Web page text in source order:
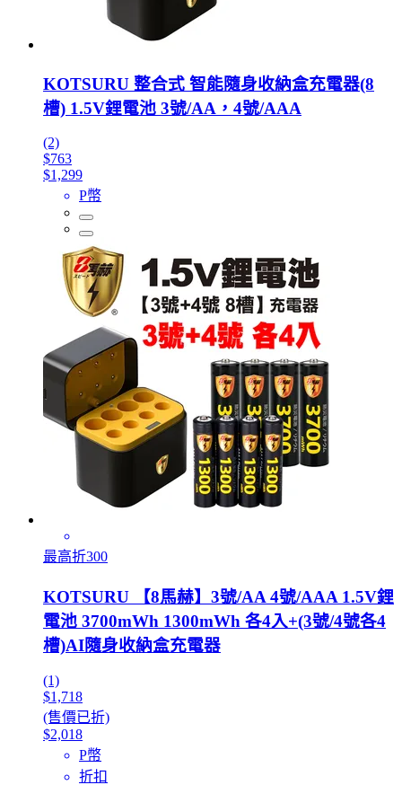
KOTSURU 整合式 智能隨身收納盒充電器(8
槽) 1.5V鋰電池 3號/AA，4號/AAA
(2)
$763
$1,299
P幣
最高折300
KOTSURU 【8馬赫】3號/AA 4號/AAA 1.5V鋰
電池 3700mWh 1300mWh 各4入+(3號/4號各4
槽)AI隨身收納盒充電器
(1)
$1,718
(售價已折)
$2,018
P幣
折扣